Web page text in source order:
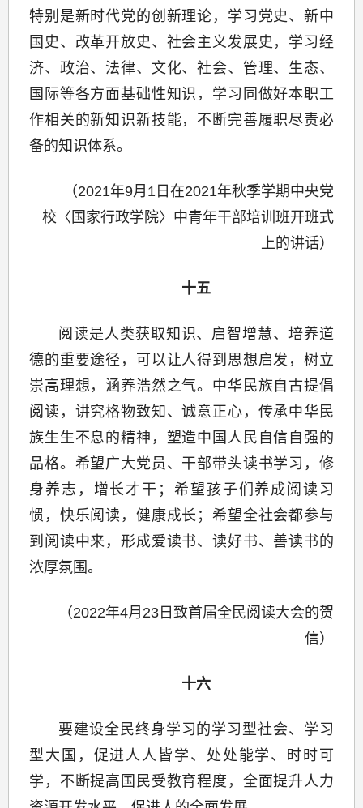
特别是新时代党的创新理论，学习党史、新中
国史、改革开放史、社会主义发展史，学习经
济、政治、法律、文化、社会、管理、生态、
国际等各方面基础性知识，学习同做好本职工
作相关的新知识新技能，不断完善履职尽责必
备的知识体系。
（2021年9月1日在2021年秋季学期中央党
校〈国家行政学院〉中青年干部培训班开班式
上的讲话）
十五
阅读是人类获取知识、启智增慧、培养道
德的重要途径，可以让人得到思想启发，树立
崇高理想，涵养浩然之气。中华民族自古提倡
阅读，讲究格物致知、诚意正心，传承中华民
族生生不息的精神，塑造中国人民自信自强的
品格。希望广大党员、干部带头读书学习，修
身养志，增长才干；希望孩子们养成阅读习
惯，快乐阅读，健康成长；希望全社会都参与
到阅读中来，形成爱读书、读好书、善读书的
浓厚氛围。
（2022年4月23日致首届全民阅读大会的贺
信）
十六
要建设全民终身学习的学习型社会、学习
型大国，促进人人皆学、处处能学、时时可
学，不断提高国民受教育程度，全面提升人力